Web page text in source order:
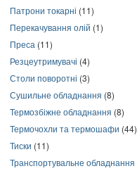
Патрони токарні (11)
Перекачування олій (1)
Преса (11)
Резцеутримувачі (4)
Столи поворотні (3)
Сушильне обладнання (8)
Термозбіжне обладнання (8)
Термочохли та термошафи (44)
Тиски (11)
Транспортувальне обладнання